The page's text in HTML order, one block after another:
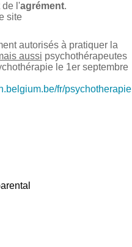
l'agrément.
site
autorisés à pratiquer la
aussi psychothérapeutes
le 1er septembre
fr/psychotherapie